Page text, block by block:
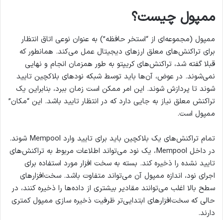
ممپول چیست؟
ممپول (مجموعه‌ای از “استخر حافظه”) به عنوان نوعی اتاق انتظار
برای تراکنش‌های معلق ارزهای دیجیتال عمل می‌کند. همانطور که
قبلا گفته شد، تراکنش‌های کریپتو به طور همزمان انجام و نهایی
نمی‌شوند. در عوض، آن‌ها باید توسط شبکه نودهای بلاکچین تایید
شوند تا پردازش شوند. این امر ممکن است زمان ببرد، بنابراین یک
تراکنش معلق نیاز به جایی دارد که در انتظار تایید باشد. این “مکان”
ممپول است.
تمام تراکنش‌های یک بلاکچین باید برای تایید وارد Mempool شوند.
در داخل Mempool، یک نود می‌تواند اطلاعات مربوط به تراکنش‌های
تایید نشده را ذخیره کند. بسته به سخت افزار مورد استفاده برای
اجرای نود، اندازه ممپول آن می‌تواند متفاوت باشد. سخت‌افزارهای
سطح بالا اغلب می‌توانند مقادیر بیشتری از داده‌ها را ذخیره کنند، در
حالی که سخت‌افزارهای ابتدایی‌تر ظرفیت ذخیره سازی ممپول کمتری
دارند.